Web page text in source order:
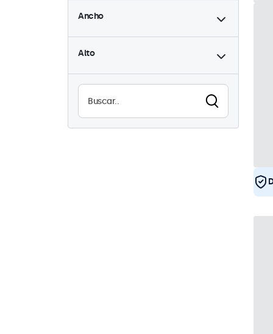
Ajuste de brillo
24
Uso continuo (24/7)
24
Antivandalismo
EN50155
24
Ancho
Alto